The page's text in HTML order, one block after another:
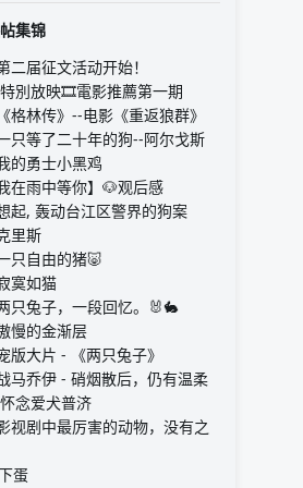
集锦
二届征文活动开始！
別放映🎞️電影推薦第一期
格林传》--电影《重返狼群》
只等了二十年的狗--阿尔戈斯
的勇士小黑鸡
在雨中等你】🐶观后感
起, 轰动台江区警界的狗案
里斯
只自由的猪🐷
寞如猫
只兔子，一段回忆。🐰🐇
慢的金渐层
版大片 - 《两只兔子》
马乔伊 - 硝烟散后，仍有温柔
怀念爱犬普济
视剧中最厉害的动物，没有之
蛋